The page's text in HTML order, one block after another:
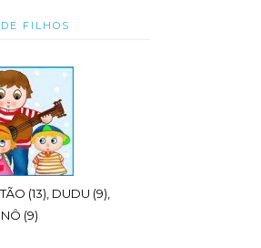
FILHOS
(13), DUDU (9),
(9)